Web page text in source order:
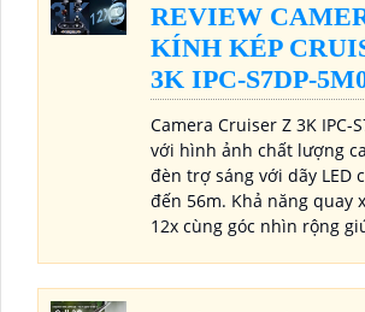
REVIEW
KÍNH KÉP
3K IPC-S7DP-
Camera Cruiser Z 3K IPC-
với hình ảnh chất lượng
đèn trợ sáng với dãy LED
đến 56m. Khả năng quay
12x cùng góc nhìn rộng